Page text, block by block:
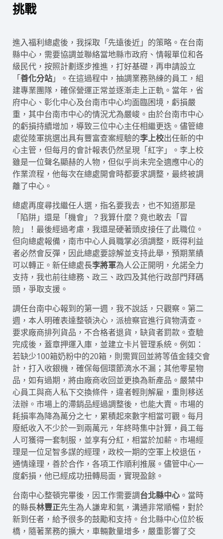
挑戰
進入福利總處後，我採取「先遠後近」的策略。在台南
縣中心，需要協調並聯絡當地縣市政府、情報單位和各
級民代，按照計劃逐步推進，打好基礎，再申請設立
「善化分站」。在這過程中，抽調業務熟練的員工，組
建專業團隊，確保營運正常並逐漸走上正軌。當年，省
府中心、彰化中心及台南市中心均面臨困境，虧損嚴
重，其中台南市中心的情況尤為嚴峻。由於台南市中心
的虧損持續增加，導致三位中心主任相繼更迭。儘管總
處從陸軍挑選出具有豐富查案經驗的李上校出任新的中
心主管，但每月的會計報表仍然呈現「紅字」。李上校
雖是一位聲名顯赫的人物，但似乎尚未完全適應中心的
作業流程，他每次在總處開會時都要求調整，最終被調
離了中心。
總處再度尋找繼任人選，指名要我去，也不知道那是
「陷阱」還是「機會」？我算什麼？竟也敢去「冒
險」！最後經過考慮，我還是硬著頭皮接任了此職位。
但向總處報備，南市中心人員職掌必須調整，既得利益
者必然會反彈，因此總處要諒解並支持此舉，預期業績
可以轉正。新任總處長李將軍為人公正開明，允諾全力
支持，我也前往總務、政三、政四及其他行政部門拜碼
頭，爭取支援。
調任台南中心報到的第一週，我不說話，只觀察。第二
週，本人明確表達整頓決心，派檢察官進行貨物清查。
要求廠商排列貨品，不合格者退貨，缺貨者罰款。查驗
完成後，蓋章押運入庫，並建立卡片管理系統。例如：
若缺少100箱奶粉中的20箱，則需買回並將等值金錢交會
計，打入收銀機，確保每個環節滴水不漏；其他零星物
品，如有過期，將由廠商收回並更換為新產品。嚴禁中
心員工與商人私下交換條件，違者輕則解雇，重則移送
法辦。市場上的滯銷品經過調整後，也能大賣。市場的
耗損率為降為萬分之七，累積起來數字相當可觀。每月
廢紙收入不少於一到兩萬元，年終時集中計算，員工每
人可獲得一套制服，並享有分紅，相當於加薪。市場經
理是一位足智多謀的經理，政校一期的空軍上校退伍，
通情達理，善於合作，各項工作順利推展。儘管中心一
度虧損，他已經成功扭轉局面，實現盈餘。
台南中心整頓完畢後，因工作需要調台北縣中心 。當時
的縣長林豐正先生為人謙卑和氣，溝通非常順暢，對於
新到任者，給予很多的鼓勵和支持。台北縣中心位於板
橋，隨著業務的擴大，車輛數量增多，嚴重影響了交